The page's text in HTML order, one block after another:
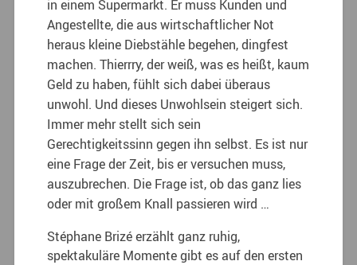
in einem Supermarkt. Er muss Kunden und
Angestellte, die aus wirtschaftlicher Not
heraus kleine Diebstähle begehen, dingfest
machen. Thierrry, der weiß, was es heißt, kaum
Geld zu haben, fühlt sich dabei überaus
unwohl. Und dieses Unwohlsein steigert sich.
Immer mehr stellt sich sein
Gerechtigkeitssinn gegen ihn selbst. Es ist nur
eine Frage der Zeit, bis er versuchen muss,
auszubrechen. Die Frage ist, ob das ganz lies
oder mit großem Knall passieren wird …
Stéphane Brizé erzählt ganz ruhig,
spektakuläre Momente gibt es auf den ersten